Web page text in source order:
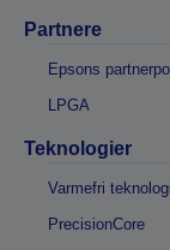
Partnere
Epsons
LPGA
Teknologier
Varmefri teknologi
PrecisionCore